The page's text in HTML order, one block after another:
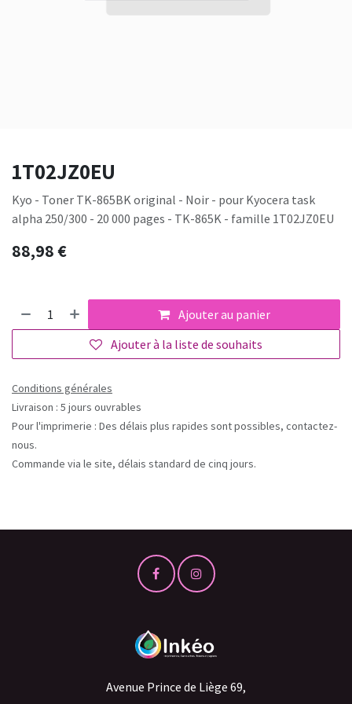
1T02JZ0EU
Kyo - Toner TK-865BK original - Noir - pour Kyocera task
alpha 250/300 - 20 000 pages - TK-865K - famille 1T02JZ0EU
88,98€
Ajouter au panier
Ajouter à la liste de souhaits
Conditions générales
Livraison : 5 jours ouvrables
Pour l'imprimerie : Des délais plus rapides sont possibles, contactez-
nous.
Commande via le site, délais standard de cinq jours.
Avenue Prince de Liège 69,